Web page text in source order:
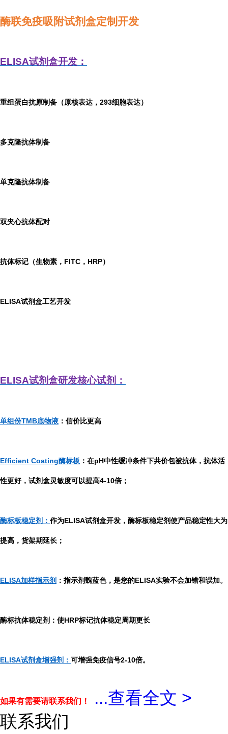
酶联免疫吸附试剂盒定制开发
ELISA试剂盒开发：
重组蛋白抗原制备（原核表达，293细胞表达）
多克隆抗体制备
单克隆抗体制备
双夹心抗体配对
抗体标记（生物素，FITC，HRP）
ELISA试剂盒工艺开发
ELISA试剂盒研发核心试剂：
单组份TMB底物液 ：信价比更高
Efficient Coating酶标板 ：在pH中性缓冲条件下共价包被抗体，抗体活
性更好，试剂盒灵敏度可以提高4-10倍；
酶标板稳定剂： 作为ELISA试剂盒开发，酶标板稳定剂使产品稳定性大为
提高，货架期延长；
ELISA加样指示剂 ：指示剂魏蓝色，是您的ELISA实验不会加错和误加。
酶标抗体稳定剂：使HRP标记抗体稳定周期更长
ELISA试剂盒增强剂： 可增强免疫信号2-10倍。
如果有需要请联系我们！ ...查看全文 >
联系我们